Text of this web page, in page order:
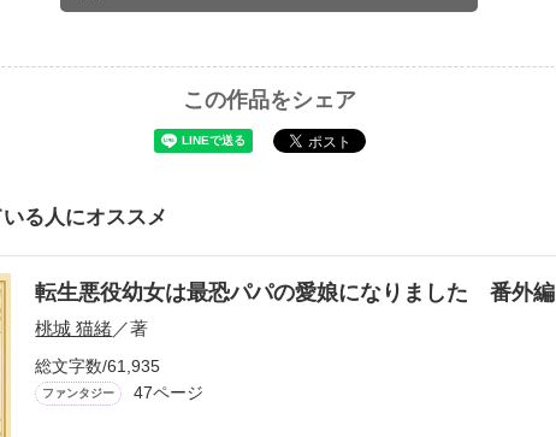
この作品をシェア
る人にオススメ
転生悪役幼女は最恐パパの愛娘になりました 番外編
桃城 猫緒／著
総文字数/61,935
ファンタジー 47ページ